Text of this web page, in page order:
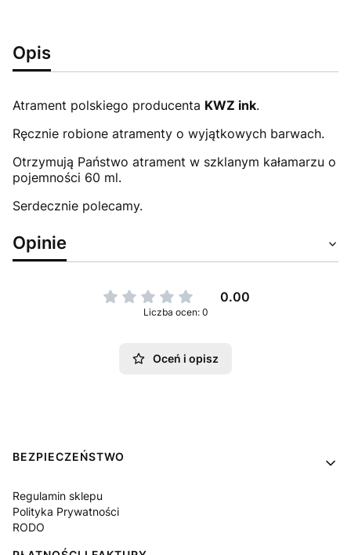
Opis
Atrament polskiego producenta KWZ ink.
Ręcznie robione atramenty o wyjątkowych barwach.
Otrzymują Państwo atrament w szklanym kałamarzu o
pojemności 60 ml.
Serdecznie polecamy.
Opinie
0.00
Liczba ocen: 0
Oceń i opisz
Linki w stopce
BEZPIECZEŃSTWO
Regulamin sklepu
Polityka Prywatności
RODO